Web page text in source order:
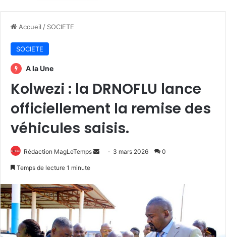
Accueil / SOCIETE
SOCIETE
A la Une
Kolwezi : la DRNOFLU lance
officiellement la remise des
véhicules saisis.
Rédaction MagLeTemps
Envoyer3 mars 2026 0
Temps de lecture 1 minute